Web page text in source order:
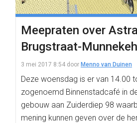
Meepraten over
Brugstraat-
3 mei 2017 8:54 door Menno van Duinen
Deze woensdag is er van 14.00
zogenoemd Binnenstadcafé in
gebouw aan Zuiderdiep 98
mening kunnen geven over de